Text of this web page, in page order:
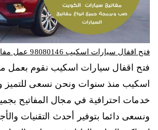
فتح اقفال سيارات اسكيب 98080146‬ عمل مفاتيح سيارات جديدة
فتح اقفال سيارات اسكيب نقوم بعمل
اسكيب منذ سنوات ونحن نسعى للتميز
خدمات احترافية في مجال المفاتيح
ونسعى دائما بتوفير أحدث التقنيات